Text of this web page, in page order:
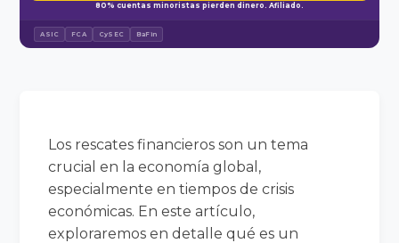
80% cuentas minoristas pierden dinero. Afiliado.
ASIC FCA CySEC BaFin
Los rescates financieros son un tema
crucial en la economía global,
especialmente en tiempos de crisis
económicas. En este artículo,
exploraremos en detalle qué es un